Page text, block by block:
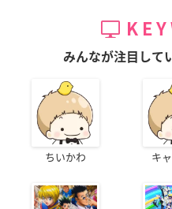
みんなが注目して
ちいかわ キ